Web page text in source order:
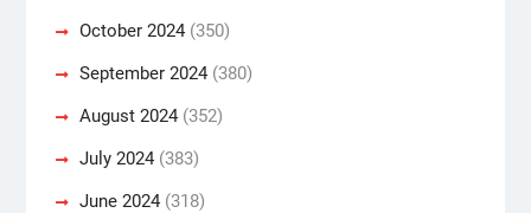
October 2024(350)
September 2024(380)
August 2024(352)
July 2024(383)
June 2024(318)